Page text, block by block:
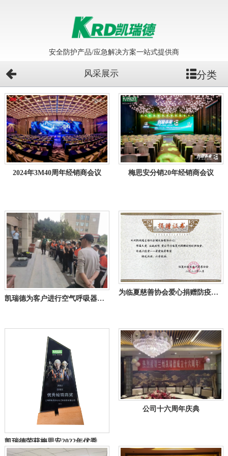
安全防护产品/应急解决方案一站式提供商
分类
风采展示
2024年3M40周年经销商会议 梅思安分销20年经销商会议
凯瑞德为客户进行空气呼吸器使用培训
为临夏慈善协会爱心捐赠防疫物资
凯瑞德荣获梅思安2022年优秀经销商奖
公司十六周年庆典